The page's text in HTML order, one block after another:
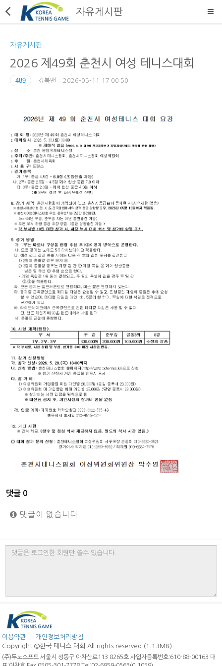
자유게시판
자유게시판
2026 제49회 춘천시 여성 테니스대회
489 강북맨 2026-05-11 17:00:50
댓글 0
댓글이 없습니다.
이용약관
개인정보처리방침
Copyright ©한국 테니스 대회 All rights reserved.(1.13MB)
(주)두노소프트 서울시 성동구 아차산로113 8265호 사업자등록번호:610-88-00163 대